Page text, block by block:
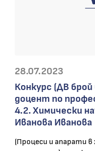
28.07.2023
Конкурс (ДВ
доцент по
4.2. Химически
Иванова Иванова
(Процеси и апарати